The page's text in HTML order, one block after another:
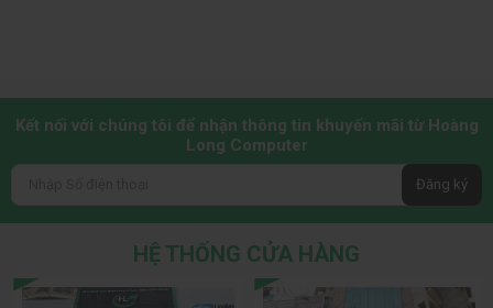
Kết nối với chúng tôi để nhận thông tin khuyến mãi từ Hoàng
Long Computer
Đăng ký
HỆ THỐNG CỬA HÀNG